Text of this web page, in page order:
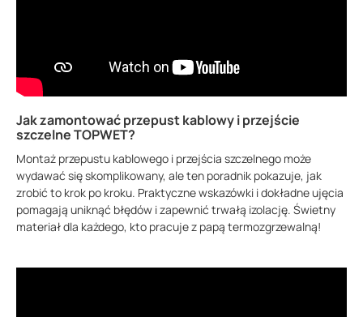
Jak zamontować przepust kablowy i przejście
szczelne TOPWET?
Montaż przepustu kablowego i przejścia szczelnego może
wydawać się skomplikowany, ale ten poradnik pokazuje, jak
zrobić to krok po kroku. Praktyczne wskazówki i dokładne ujęcia
pomagają uniknąć błędów i zapewnić trwałą izolację. Świetny
materiał dla każdego, kto pracuje z papą termozgrzewalną!